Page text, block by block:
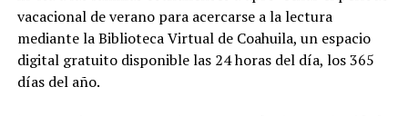
vacacional de verano para acercarse a la lectura
mediante la Biblioteca Virtual de Coahuila, un espacio
digital gratuito disponible las 24 horas del día, los 365
días del año.